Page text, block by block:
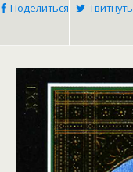
Поделиться Твитнуть